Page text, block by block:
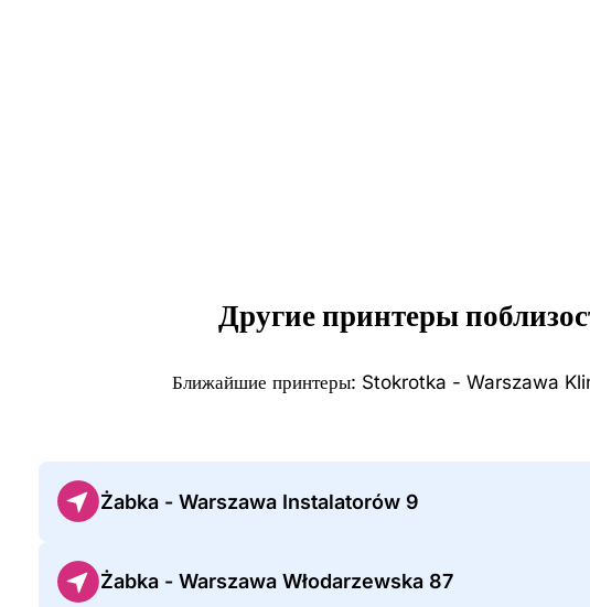
Другие принтеры
Ближайшие принтеры: Stokrotka - Warszawa
Żabka - Warszawa Instalatorów 9
Żabka - Warszawa Włodarzewska 87